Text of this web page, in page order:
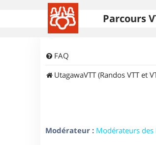
Parcours
FAQ
UtagawaVTT (Randos VTT et
Modérateur : Modérateurs des